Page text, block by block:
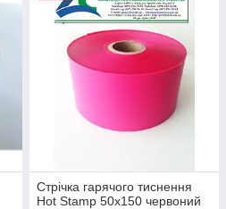
Стрічка гарячого тиснення
Hot Stamp 50х150 червоний